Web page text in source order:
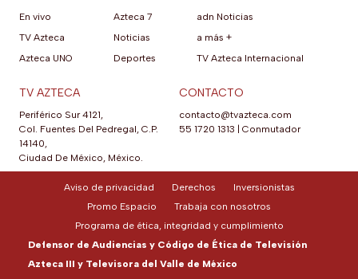
En vivo
TV Azteca
Azteca UNO
Azteca 7
Noticias
Deportes
adn Noticias
a más +
TV Azteca Internacional
TV AZTECA
Periférico Sur 4121,
Col. Fuentes Del Pedregal, C.P.
14140,
Ciudad De México, México.
CONTACTO
contacto@tvazteca.com
55 1720 1313
Conmutador
Aviso de privacidad Derechos
Inversionistas
Promo Espacio
Trabaja con nosotros
Programa de ética, integridad y cumplimiento
Defensor de Audiencias y Código de Ética de Televisión
Azteca III y Televisora del Valle de México